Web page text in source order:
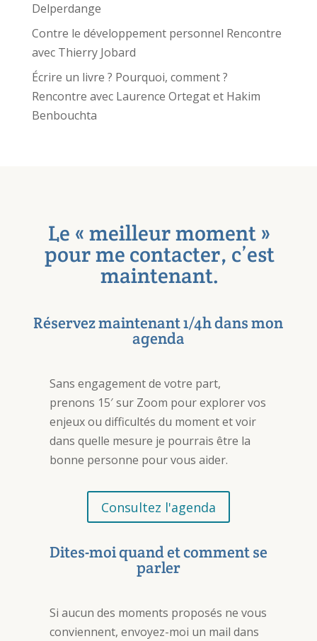
Delperdange
Contre le développement personnel Rencontre
avec Thierry Jobard
Écrire un livre ? Pourquoi, comment ?
Rencontre avec Laurence Ortegat et Hakim
Benbouchta
Le « meilleur moment »
pour me contacter, c’est
maintenant.
Réservez maintenant 1/4h dans mon
agenda
Sans engagement de votre part,
prenons 15′ sur Zoom pour explorer vos
enjeux ou difficultés du moment et voir
dans quelle mesure je pourrais être la
bonne personne pour vous aider.
Consultez l'agenda
Dites-moi quand et comment se
parler
Si aucun des moments proposés ne vous
conviennent, envoyez-moi un mail dans